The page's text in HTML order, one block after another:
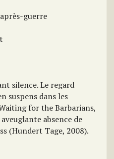
guerre
silence. Le regard
suspens dans les
for the Barbarians,
absence de
(Hundert Tage, 2008).